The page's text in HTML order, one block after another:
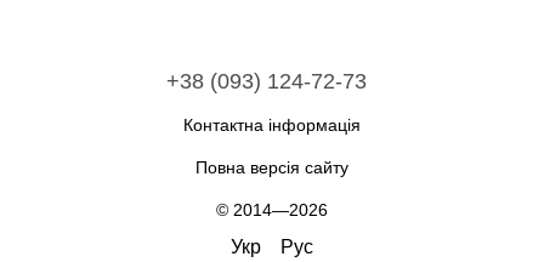
+38 (093) 124-72-73
Контактна інформація
Повна версія сайту
© 2014—2026
Укр Рус